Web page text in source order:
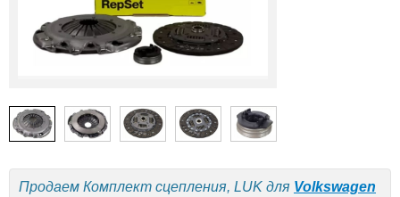
Продаем Комплект сцепления, LUK для Volkswagen